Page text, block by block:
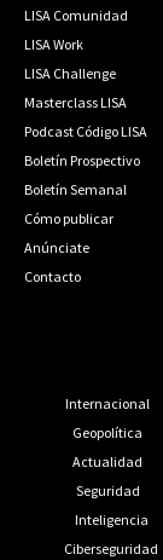
LISA Comunidad
LISA Work
LISA Challenge
Masterclass LISA
Podcast Código LISA
Boletín Prospectivo
Boletín Semanal
Cómo publicar
Anúnciate
Contacto
Internacional
Geopolítica
Actualidad
Seguridad
Inteligencia
Ciberseguridad